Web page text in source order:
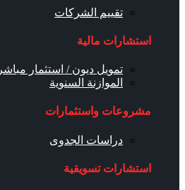
تقييم الشركات
استشارات مالية
تمويل ديون / استثمار مباشر
الموازنة السنوية
مشروعات واستثمارات
دراسات الجدوى
استشارات تسويقية